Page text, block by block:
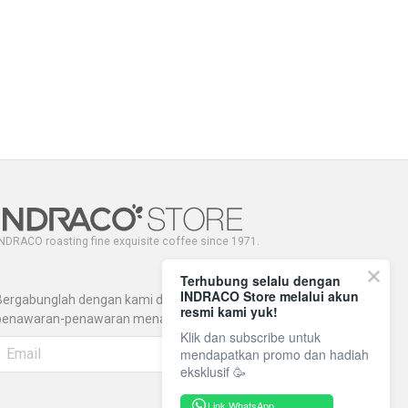
roasting fine exquisite coffee since 1971.
dengan kami dan dapatkan
penawaran menarik lainnya.
Terhubung selalu dengan
INDRACO Store melalui akun
resmi kami yuk!
Klik dan subscribe untuk
mendapatkan promo dan hadiah
eksklusif 🥳